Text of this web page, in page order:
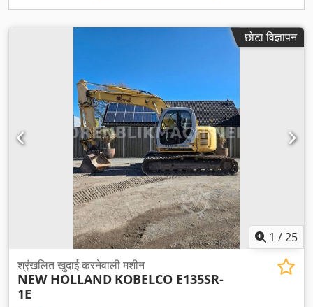
छोटा विज्ञापन
1 /25
श्रृंखलित खुदाई करनेवाली मशीन
NEW HOLLAND KOBELCO E135SR-
1E